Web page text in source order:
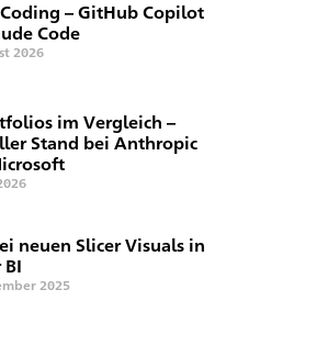
– GitHub Copilot
Code
2026
im Vergleich –
Stand bei Anthropic
neuen Slicer Visuals in
BI
2025